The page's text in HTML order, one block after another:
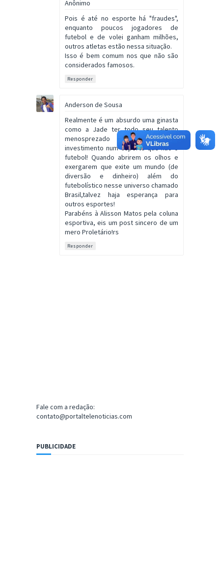
Anônimo
Pois é até no esporte há "fraudes",
enquanto poucos jogadores de
futebol e de volei ganham milhões,
outros atletas estão nessa situação.
Isso é bem comum nos que não são
considerados famosos.
Responder
Anderson de Sousa
Realmente é um absurdo uma ginasta
como a Jade ter todo seu talento
menosprezado pela falta de
investimento num esporte que não o
futebol! Quando abrirem os olhos e
exergarem que exite um mundo (de
diversão e dinheiro) além do
futebolístico nesse universo chamado
Brasil,talvez haja esperança para
outros esportes!
Parabéns à Alisson Matos pela coluna
esportiva, eis um post sincero de um
mero Proletário!rs
Responder
Fale com a redação:
contato@portaltelenoticias.com
PUBLICIDADE